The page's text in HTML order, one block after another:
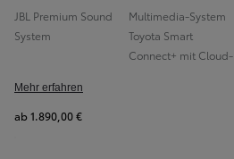
JBL Premium Sound
System
Multimedia-System
Toyota Smart
Connect+ mit Cloud-
Mehr erfahren
ab 1.890,00 €